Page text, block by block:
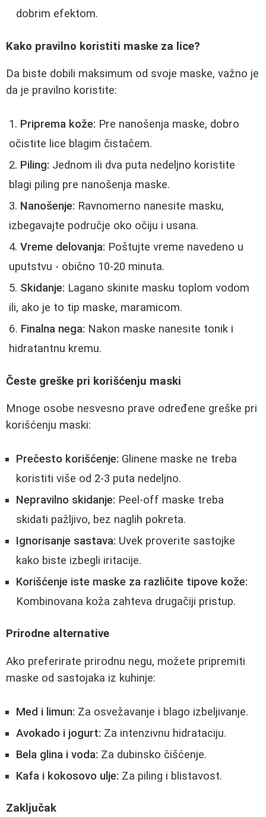
dobrim efektom.
Kako pravilno koristiti maske za lice?
Da biste dobili maksimum od svoje maske, važno je
da je pravilno koristite:
Priprema kože: Pre nanošenja maske, dobro
očistite lice blagim čistačem.
Piling: Jednom ili dva puta nedeljno koristite
blagi piling pre nanošenja maske.
Nanošenje: Ravnomerno nanesite masku,
izbegavajte područje oko očiju i usana.
Vreme delovanja: Poštujte vreme navedeno u
uputstvu - obično 10-20 minuta.
Skidanje: Lagano skinite masku toplom vodom
ili, ako je to tip maske, maramicom.
Finalna nega: Nakon maske nanesite tonik i
hidratantnu kremu.
Česte greške pri korišćenju maski
Mnoge osobe nesvesno prave određene greške pri
korišćenju maski:
Prečesto korišćenje: Glinene maske ne treba
koristiti više od 2-3 puta nedeljno.
Nepravilno skidanje: Peel-off maske treba
skidati pažljivo, bez naglih pokreta.
Ignorisanje sastava: Uvek proverite sastojke
kako biste izbegli iritacije.
Korišćenje iste maske za različite tipove kože:
Kombinovana koža zahteva drugačiji pristup.
Prirodne alternative
Ako preferirate prirodnu negu, možete pripremiti
maske od sastojaka iz kuhinje:
Med i limun: Za osvežavanje i blago izbeljivanje.
Avokado i jogurt: Za intenzivnu hidrataciju.
Bela glina i voda: Za dubinsko čišćenje.
Kafa i kokosovo ulje: Za piling i blistavost.
Zaključak